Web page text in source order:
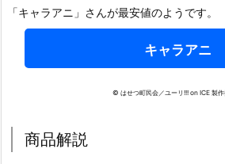
「キャラアニ」さんが最安値のようです。
キャラアニ
© はせつ町民会／ユーリ!!! on ICE 製作
商品解説